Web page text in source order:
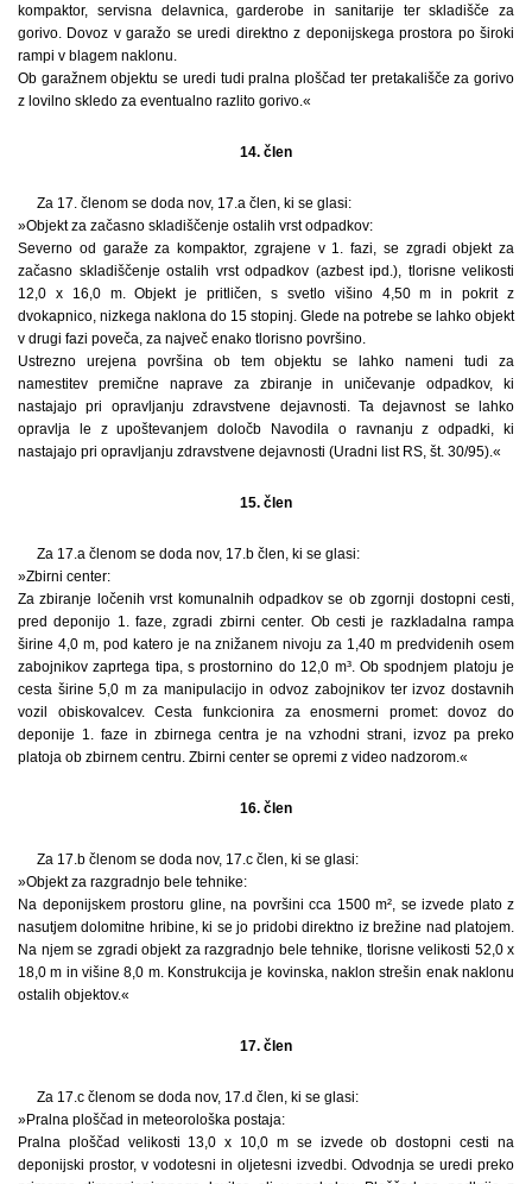
kompaktor, servisna delavnica, garderobe in sanitarije ter skladišče za
gorivo. Dovoz v garažo se uredi direktno z deponijskega prostora po široki
rampi v blagem naklonu.
Ob garažnem objektu se uredi tudi pralna ploščad ter pretakališče za gorivo
z lovilno skledo za eventualno razlito gorivo.«
14. člen
Za 17. členom se doda nov, 17.a člen, ki se glasi:
»Objekt za začasno skladiščenje ostalih vrst odpadkov:
Severno od garaže za kompaktor, zgrajene v 1. fazi, se zgradi objekt za
začasno skladiščenje ostalih vrst odpadkov (azbest ipd.), tlorisne velikosti
12,0 x 16,0 m. Objekt je pritličen, s svetlo višino 4,50 m in pokrit z
dvokapnico, nizkega naklona do 15 stopinj. Glede na potrebe se lahko objekt
v drugi fazi poveča, za največ enako tlorisno površino.
Ustrezno urejena površina ob tem objektu se lahko nameni tudi za
namestitev premične naprave za zbiranje in uničevanje odpadkov, ki
nastajajo pri opravljanju zdravstvene dejavnosti. Ta dejavnost se lahko
opravlja le z upoštevanjem določb Navodila o ravnanju z odpadki, ki
nastajajo pri opravljanju zdravstvene dejavnosti (Uradni list RS, št. 30/95).«
15. člen
Za 17.a členom se doda nov, 17.b člen, ki se glasi:
»Zbirni center:
Za zbiranje ločenih vrst komunalnih odpadkov se ob zgornji dostopni cesti,
pred deponijo 1. faze, zgradi zbirni center. Ob cesti je razkladalna rampa
širine 4,0 m, pod katero je na znižanem nivoju za 1,40 m predvidenih osem
zabojnikov zaprtega tipa, s prostornino do 12,0 m³. Ob spodnjem platoju je
cesta širine 5,0 m za manipulacijo in odvoz zabojnikov ter izvoz dostavnih
vozil obiskovalcev. Cesta funkcionira za enosmerni promet: dovoz do
deponije 1. faze in zbirnega centra je na vzhodni strani, izvoz pa preko
platoja ob zbirnem centru. Zbirni center se opremi z video nadzorom.«
16. člen
Za 17.b členom se doda nov, 17.c člen, ki se glasi:
»Objekt za razgradnjo bele tehnike:
Na deponijskem prostoru gline, na površini cca 1500 m², se izvede plato z
nasutjem dolomitne hribine, ki se jo pridobi direktno iz brežine nad platojem.
Na njem se zgradi objekt za razgradnjo bele tehnike, tlorisne velikosti 52,0 x
18,0 m in višine 8,0 m. Konstrukcija je kovinska, naklon strešin enak naklonu
ostalih objektov.«
17. člen
Za 17.c členom se doda nov, 17.d člen, ki se glasi:
»Pralna ploščad in meteorološka postaja:
Pralna ploščad velikosti 13,0 x 10,0 m se izvede ob dostopni cesti na
deponijski prostor, v vodotesni in oljetesni izvedbi. Odvodnja se uredi preko